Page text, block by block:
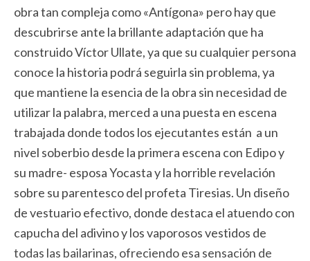
obra tan compleja como «Antígona» pero hay que
descubrirse ante la brillante adaptación que ha
construido Víctor Ullate, ya que su cualquier persona
conoce la historia podrá seguirla sin problema, ya
que mantiene la esencia de la obra sin necesidad de
utilizar la palabra, merced a una puesta en escena
trabajada donde todos los ejecutantes están a un
nivel soberbio desde la primera escena con Edipo y
su madre- esposa Yocasta y la horrible revelación
sobre su parentesco del profeta Tiresias. Un diseño
de vestuario efectivo, donde destaca el atuendo con
capucha del adivino y los vaporosos vestidos de
todas las bailarinas, ofreciendo esa sensación de